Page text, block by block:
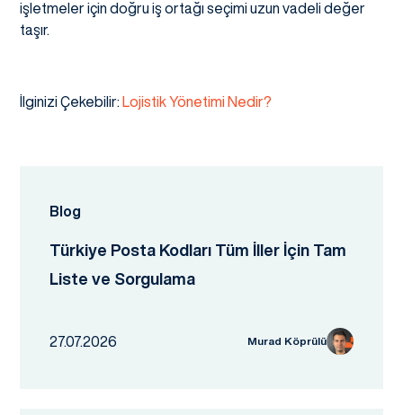
işletmeler için doğru iş ortağı seçimi uzun vadeli değer
taşır.
İlginizi Çekebilir: Lojistik Yönetimi Nedir?
Blog
Türkiye Posta Kodları Tüm İller İçin Tam
Liste ve Sorgulama
27.07.2026 Murad Köprülü